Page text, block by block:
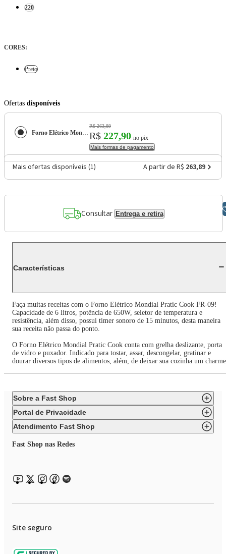
220
CORES:
Preto
Ofertas disponíveis
Forno Elétrico Mondial Pratic Cook FR-09 com 6 Litros – Preto
R$ 263,89
R$ 227,90 no pix
Mais formas de pagamento
Mais ofertas disponíveis (1) A partir de R$ 263,89
Consultar Entrega e retira
Características
Faça muitas receitas com o Forno Elétrico Mondial Pratic Cook FR-09!
Capacidade de 6 litros, potência de 650W, seletor de temperatura e
resistência, além disso, possui timer sonoro de 15 minutos, desta maneira
sua receita não passa do ponto.
O Forno Elétrico Mondial Pratic Cook conta com grelha deslizante, porta
de vidro e puxador. Indicado para tostar, assar, descongelar, gratinar e
dourar diversos tipos de alimentos, além, de deixar sua cozinha um
Sobre a Fast Shop
Portal de Privacidade
Atendimento Fast Shop
Fast Shop nas Redes
Site seguro